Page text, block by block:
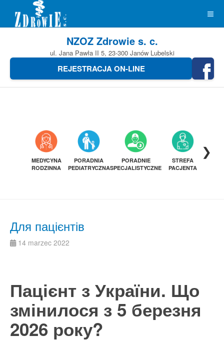
NZOZ Zdrowie s. c.
ul. Jana Pawła II 5, 23-300 Janów Lubelski
REJESTRACJA ON-LINE
MEDYCYNA
RODZINNA
PORADNIA
PEDIATRYCZNA
PORADNIE
SPECJALISTYCZNE
STREFA
PACJENTA
❯
Для пацієнтів
14 marzec 2022
Пацієнт з України. Що
змінилося з 5 березня
2026 року?